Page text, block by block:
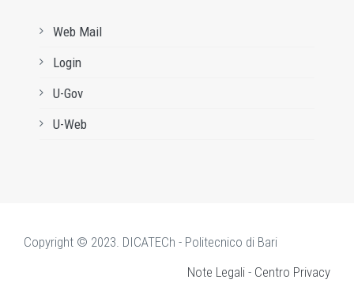
Web Mail
Login
U-Gov
U-Web
Copyright © 2023. DICATECh - Politecnico di Bari
Note Legali - Centro Privacy